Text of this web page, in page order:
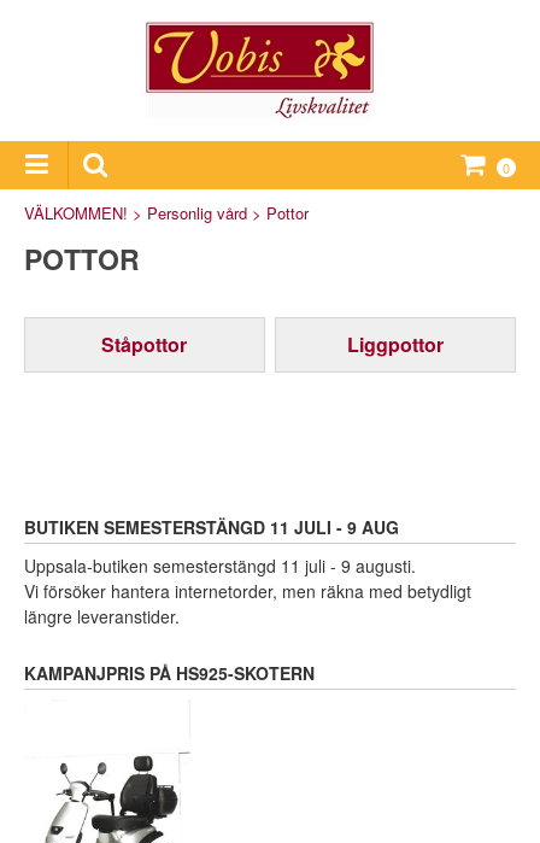
0
VÄLKOMMEN! > Personlig vård > Pottor
POTTOR
Ståpottor Liggpottor
BUTIKEN SEMESTERSTÄNGD 11 JULI - 9 AUG
Uppsala-butiken semesterstängd 11 juli - 9 augusti.
Vi försöker hantera internetorder, men räkna med betydligt
längre leveranstider.
KAMPANJPRIS PÅ HS925-SKOTERN